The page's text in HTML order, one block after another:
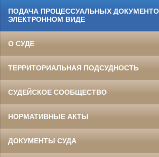
ПОДАЧА ПРОЦЕССУАЛЬНЫХ
ЭЛЕКТРОННОМ ВИДЕ
О СУДЕ
ТЕРРИТОРИАЛЬНАЯ ПОДСУДНОСТЬ
СУДЕЙСКОЕ СООБЩЕСТВО
НОРМАТИВНЫЕ АКТЫ
ДОКУМЕНТЫ СУДА